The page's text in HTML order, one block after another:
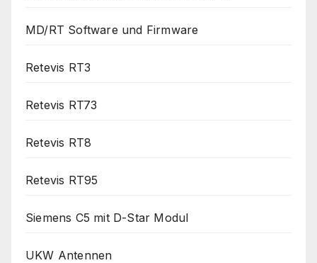
MD/RT Software und Firmware
Retevis RT3
Retevis RT73
Retevis RT8
Retevis RT95
Siemens C5 mit D-Star Modul
UKW Antennen